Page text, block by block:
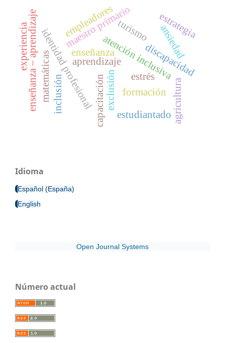
formación
atención inclusiva
identidad profesional
enseñanza
aprendizaje
inclusión exclusión
discapacidad
capacitación estrés
ansiedad
maestro primario
agricultura
turismo
empleadores
enseñanza – aprendizaje estrategia
matemáticas
estudiantado
experiencia
Idioma
Español (España)
English
Open Journal Systems
Número actual